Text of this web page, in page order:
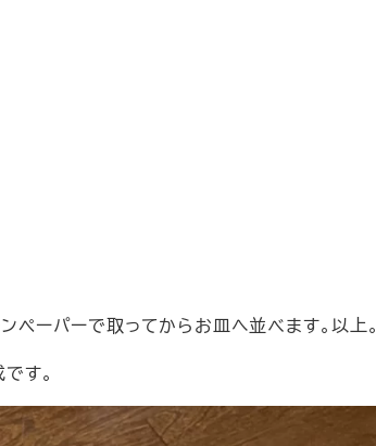
ペーパーで取ってからお皿へ並べます。以上。
す。